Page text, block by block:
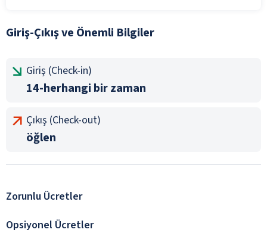
Giriş-Çıkış ve Önemli Bilgiler
Giriş (Check-in)
14-herhangi bir zaman
Çıkış (Check-out)
öğlen
Zorunlu Ücretler
Opsiyonel Ücretler